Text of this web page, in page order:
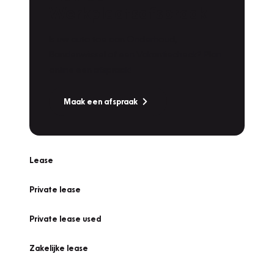
Maak een afspraak
Lease
Private lease
Private lease used
Zakelijke lease